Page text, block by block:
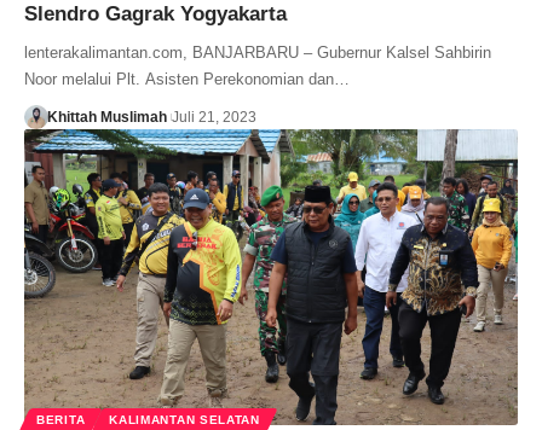
Slendro Gagrak Yogyakarta
lenterakalimantan.com, BANJARBARU – Gubernur Kalsel Sahbirin
Noor melalui Plt. Asisten Perekonomian dan…
Khittah Muslimah Juli 21, 2023
BERITA KALIMANTAN SELATAN